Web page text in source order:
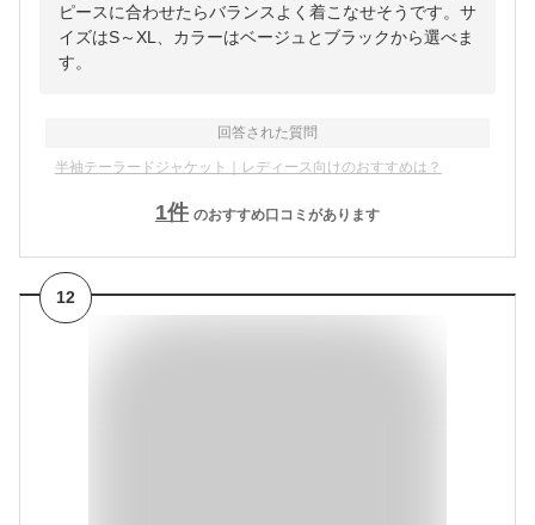
ピースに合わせたらバランスよく着こなせそうです。サ
イズはS～XL、カラーはベージュとブラックから選べま
す。
回答された質問
半袖テーラードジャケット｜レディース向けのおすすめは？
1件 のおすすめ口コミがあります
12